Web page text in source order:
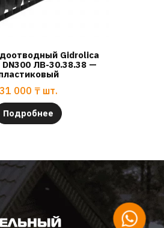
Gidrolica
ЛВ-30.38.38 —
31 000 ₸ шт.
Подробнее